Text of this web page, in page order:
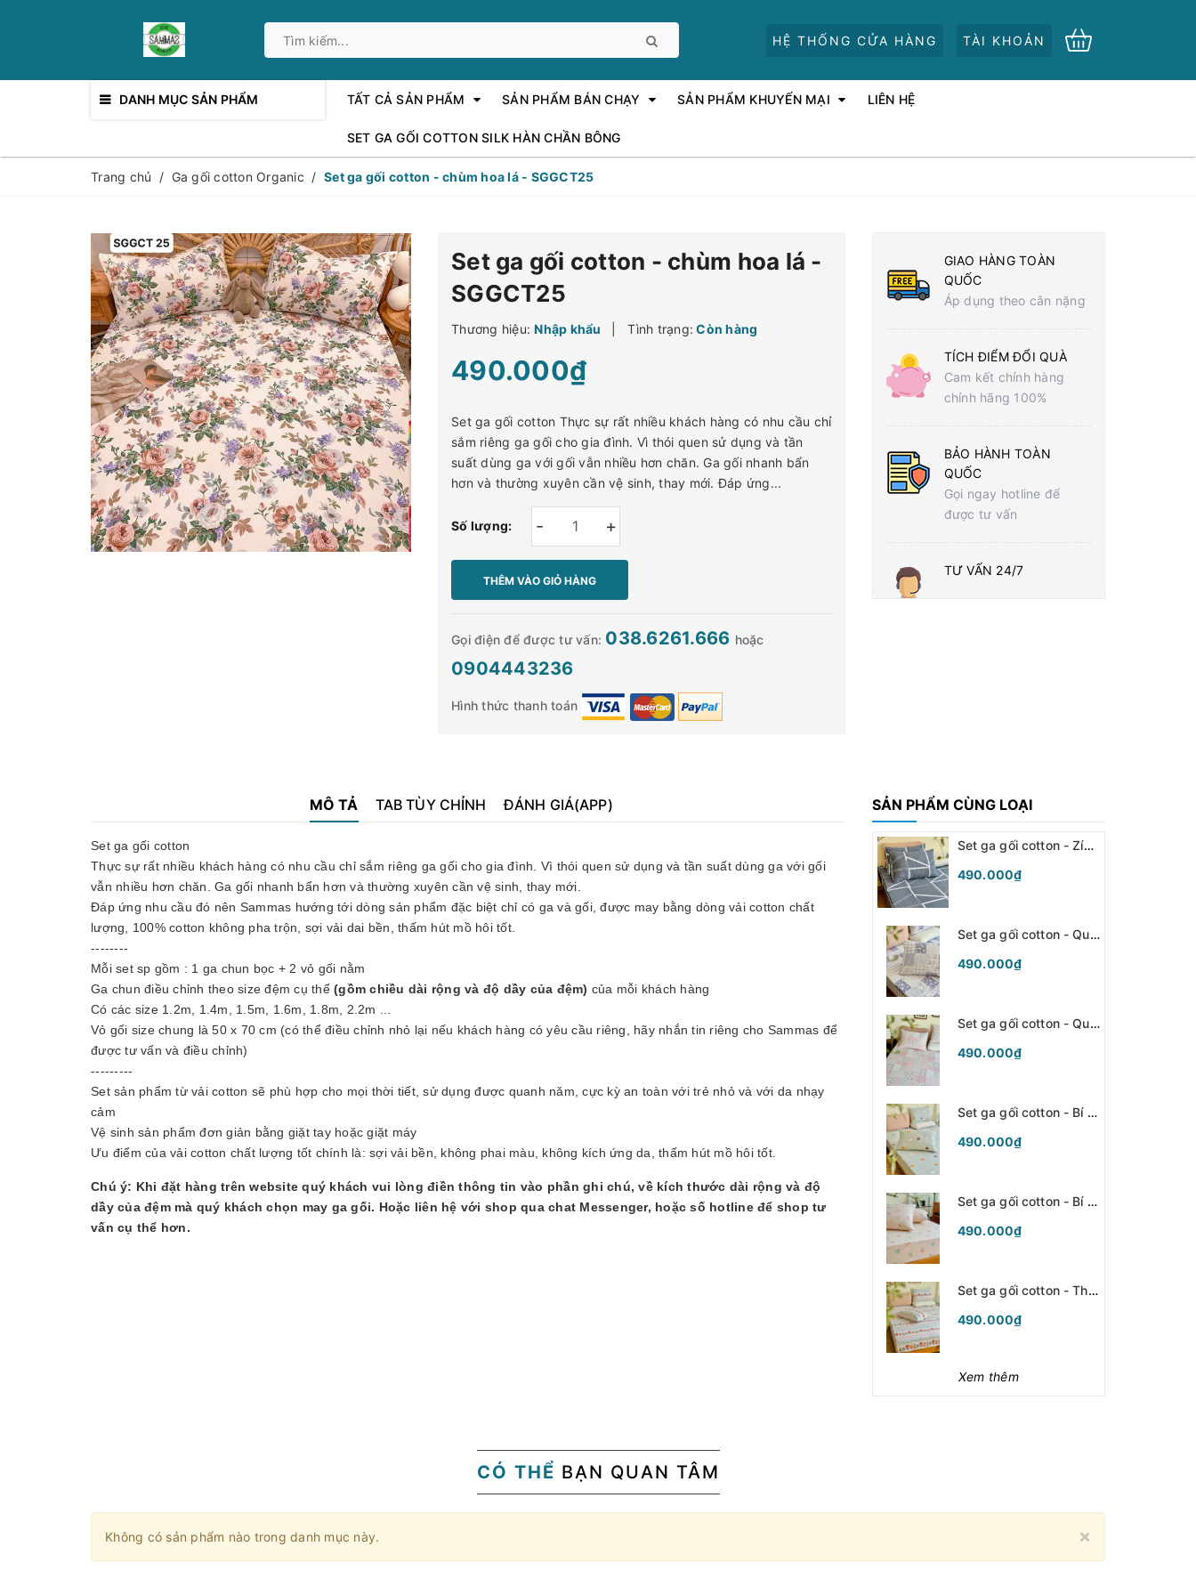
HỆ THỐNG CỬA HÀNG TÀI KHOẢN
DANH MỤC SẢN PHẨM TẤT CẢ SẢN PHẨM SẢN PHẨM BÁN CHẠY SẢN PHẨM KHUYẾN MẠI LIÊN HỆ
SET GA GỐI COTTON SILK HÀN CHẦN BÔNG
Trang chủ / Ga gối cotton Organic / Set ga gối cotton - chùm hoa lá - SGGCT25
Set ga gối cotton - chùm hoa lá -
SGGCT25
Thương hiệu: Nhập khẩu Tình trạng: Còn hàng
490.000₫
Set ga gối cotton Thực sự rất nhiều khách hàng có nhu cầu chỉ
sắm riêng ga gối cho gia đình. Vì thói quen sử dụng và tần
suất dùng ga với gối vẫn nhiều hơn chăn. Ga gối nhanh bẩn
hơn và thường xuyên cần vệ sinh, thay mới. Đáp ứng...
Số lượng: +
-
THÊM VÀO GIỎ HÀNG
Gọi điện để được tư vấn: 038.6261.666 hoặc
0904443236
Hình thức thanh toán
GIAO HÀNG TOÀN
QUỐC
Áp dụng theo cân nặng
TÍCH ĐIỂM ĐỔI QUÀ
Cam kết chính hàng
chính hãng 100%
BẢO HÀNH TOÀN
QUỐC
Gọi ngay hotline để
được tư vấn
TƯ VẤN 24/7
MÔ TẢ TAB TÙY CHỈNH ĐÁNH GIÁ(APP)
Set ga gối cotton
Thực sự rất nhiều khách hàng có nhu cầu chỉ sắm riêng ga gối cho gia đình. Vì thói quen sử dụng và tần suất dùng ga với gối
vẫn nhiều hơn chăn. Ga gối nhanh bẩn hơn và thường xuyên cần vệ sinh, thay mới.
Đáp ứng nhu cầu đó nên Sammas hướng tới dòng sản phẩm đặc biệt chỉ có ga và gối, được may bằng dòng vải cotton chất
lượng, 100% cotton không pha trộn, sợi vải dai bền, thấm hút mồ hôi tốt.
--------
Mỗi set sp gồm : 1 ga chun bọc + 2 vỏ gối nằm
Ga chun điều chỉnh theo size đệm cụ thể (gồm chiều dài rộng và độ dầy của đệm) của mỗi khách hàng
Có các size 1.2m, 1.4m, 1.5m, 1.6m, 1.8m, 2.2m ...
Vỏ gối size chung là 50 x 70 cm (có thể điều chỉnh nhỏ lại nếu khách hàng có yêu cầu riêng, hãy nhắn tin riêng cho Sammas để
được tư vấn và điều chỉnh)
---------
Set sản phẩm từ vải cotton sẽ phù hợp cho mọi thời tiết, sử dụng được quanh năm, cực kỳ an toàn với trẻ nhỏ và với da nhạy
cảm
Vệ sinh sản phẩm đơn giản bằng giặt tay hoặc giặt máy
Ưu điểm của vải cotton chất lượng tốt chính là: sợi vải bền, không phai màu, không kích ứng da, thấm hút mồ hôi tốt.
Chú ý: Khi đặt hàng trên website quý khách vui lòng điền thông tin vào phần ghi chú, về kích thước dài rộng và độ
dầy của đệm mà quý khách chọn may ga gối. Hoặc liên hệ với shop qua chat Messenger, hoặc số hotline để shop tư
vấn cụ thể hơn.
SẢN PHẨM CÙNG LOẠI
Set ga gối cotton - Zíc zắc xám- SGGCT368
490.000₫
Set ga gối cotton - Quilt tím - SGGCT367
490.000₫
Set ga gối cotton - Quilt hồng - SGGCT366
490.000₫
Set ga gối cotton - Bí ngô xanh - SGGCT365
490.000₫
Set ga gối cotton - Bí ngô hồng - SGGCT364
490.000₫
Set ga gối cotton - Thổ cẩm - SGGCT363
490.000₫
Xem thêm
CÓ THỂ BẠN QUAN TÂM
×
Không có sản phẩm nào trong danh mục này.